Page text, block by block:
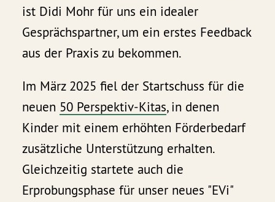
ist Didi Mohr für uns ein idealer
Gesprächspartner, um ein erstes Feedback
aus der Praxis zu bekommen.
Im März 2025 fiel der Startschuss für die
neuen 50 Perspektiv-Kitas, in denen
Kinder mit einem erhöhten Förderbedarf
zusätzliche Unterstützung erhalten.
Gleichzeitig startete auch die
Erprobungsphase für unser neues "EVi"